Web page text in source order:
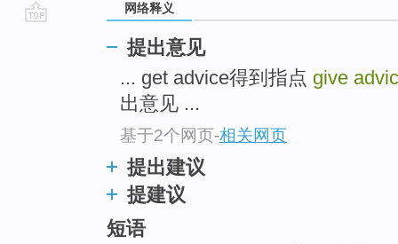
网络释义
提出意见
... get advice得到指点 give
出意见 ...
基于2个网页-相关网页
提出建议
提建议
短语